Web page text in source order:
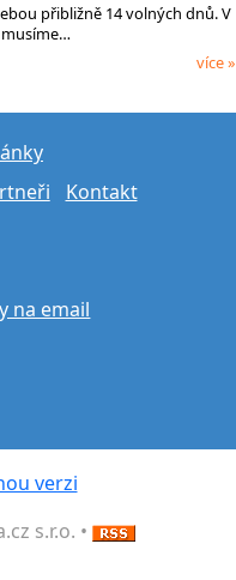
přibližně 14 volných dnů. V
více »
Kontakt
na email
verzi
s.r.o. •